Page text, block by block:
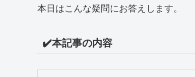
本日はこんな疑問にお答えします。
✔️本記事の内容